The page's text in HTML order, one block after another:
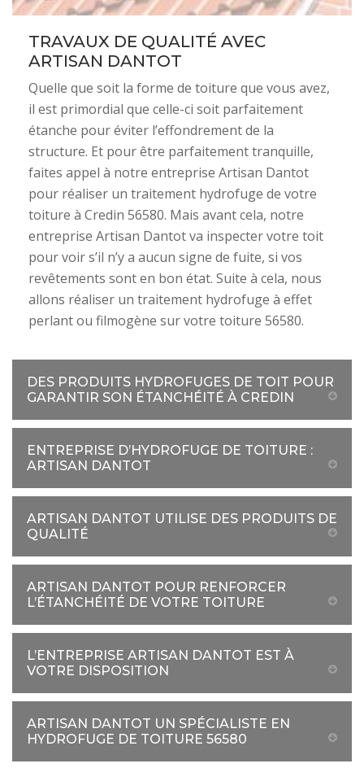
TRAVAUX DE QUALITÉ AVEC
ARTISAN DANTOT
Quelle que soit la forme de toiture que vous avez,
il est primordial que celle-ci soit parfaitement
étanche pour éviter l’effondrement de la
structure. Et pour être parfaitement tranquille,
faites appel à notre entreprise Artisan Dantot
pour réaliser un traitement hydrofuge de votre
toiture à Credin 56580. Mais avant cela, notre
entreprise Artisan Dantot va inspecter votre toit
pour voir s’il n’y a aucun signe de fuite, si vos
revêtements sont en bon état. Suite à cela, nous
allons réaliser un traitement hydrofuge à effet
perlant ou filmogène sur votre toiture 56580.
DES PRODUITS HYDROFUGES DE TOIT POUR
GARANTIR SON ÉTANCHÉITÉ À CREDIN
ENTREPRISE D’HYDROFUGE DE TOITURE :
ARTISAN DANTOT
ARTISAN DANTOT UTILISE DES PRODUITS DE
QUALITÉ
ARTISAN DANTOT POUR RENFORCER
L’ÉTANCHÉITÉ DE VOTRE TOITURE
L’ENTREPRISE ARTISAN DANTOT EST À
VOTRE DISPOSITION
ARTISAN DANTOT UN SPÉCIALISTE EN
HYDROFUGE DE TOITURE 56580